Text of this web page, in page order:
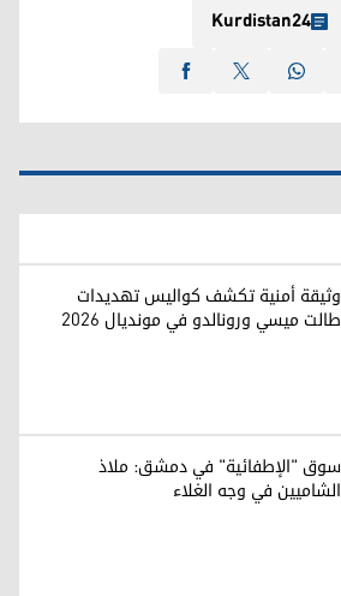
Kurdistan24
وثيقة أمنية تكشف كواليس تهديدات
طالت ميسي ورونالدو في مونديال 2026
سوق "الإطفائية" في دمشق: ملاذ
الشاميين في وجه الغلاء